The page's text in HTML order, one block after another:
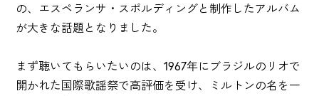
の、エスペランサ・スポルディングと制作したアルバム
が大きな話題となりました。
まず聴いてもらいたいのは、1967年にブラジルのリオで
開かれた国際歌謡祭で高評価を受け、ミルトンの名を一